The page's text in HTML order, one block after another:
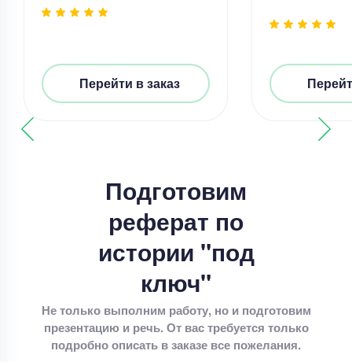
Перейти в заказ
Подготовим
реферат по
истории "под
ключ"
Не только выполним работу, но и подготовим
презентацию и речь. От вас требуется только
подробно описать в заказе все пожелания.
Цена
Реферат – написать реферат
Срок выполнения4 дней
Цена4400 ₽
8 минут назад
методы метатеоретического уровня научного
Уникальность50%
4 дней